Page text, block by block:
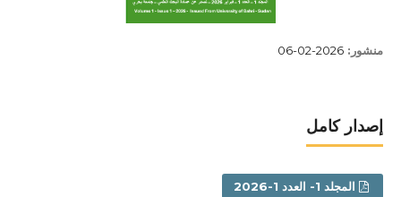
منشور: 2026-02-06
إصدار كامل
المجلد 1- العدد 1-2026